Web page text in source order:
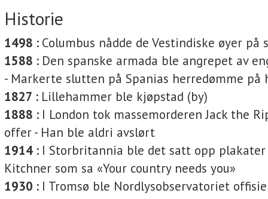
Historie
1498 : Columbus nådde de Vest­indiske øyer på
1588 : Den spanske armada ble angrepet av
- Markerte slutten på Spanias herredømme på
1827 : Lillehammer ble kjøpstad (by)
1888 : I London tok massemor­deren Jack the
offer - Han ble aldri avslørt
1914 : I Storbritannia ble det satt opp plakater
Kitchner som sa «Your country needs you»
1930 : I Tromsø ble Nordlysobser­vatoriet